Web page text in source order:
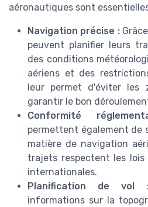
aéronautiques sont
Navigation précise :
peuvent planifier leurs
des conditions
aériens et des
leur permet d'éviter les
garantir le bon
Conformité
permettent également de
matière de navigation
trajets respectent les
internationales.
Planification de vol
informations sur la